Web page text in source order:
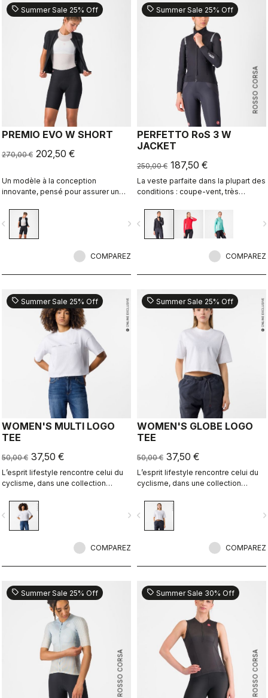
sell Summer Sale 25% Off
PREMIO EVO W SHORT
270,00 € 202,50 €
Un modèle à la conception
innovante, pensé pour assurer un
distances, ainsi que d’excellentes
propriétés de maintien, de vitesse
et de durabilité.
navigate_next
COMPAREZ
ROSSO CORSA
sell Summer Sale 25% Off
PERFETTO RoS 3 W
JACKET
250,00 € 187,50 €
La veste parfaite dans la plupart des
conditions : coupe-vent, très
offre en outre la meilleure
respirabilité du secteur grâce au
tissu Polartec® AirCore™.
navigate_before
COMPAREZ
sell Summer Sale 25% Off
WOMEN'S MULTI LOGO
TEE
50,00 € 37,50 €
L’esprit lifestyle rencontre celui du
cyclisme, dans une collection
navigate_next
COMPAREZ
sell Summer Sale 25% Off
WOMEN'S GLOBE LOGO
TEE
50,00 € 37,50 €
L’esprit lifestyle rencontre celui du
cyclisme, dans une collection
navigate_before
COMPAREZ
ROSSO CORSA
sell Summer Sale 25% Off
ROSSO CORSA
sell Summer Sale 30% Off